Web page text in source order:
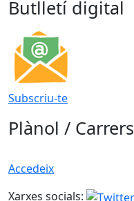
Butlletí digital
Subscriu-te
Plànol / Carrers
Accedeix
Xarxes socials: